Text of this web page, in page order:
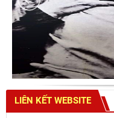
LIÊN KẾT WEBSITE